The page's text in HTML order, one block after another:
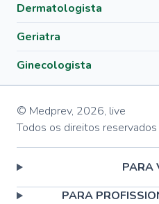
Dermatologista
Geriatra
Ginecologista
© Medprev, 2026, live
Todos os direitos reservados
PARA
PARA